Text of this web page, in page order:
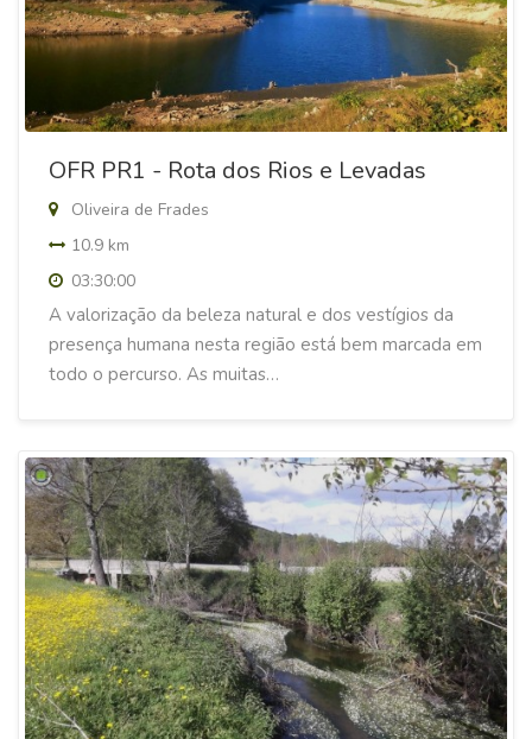
OFR PR1 - Rota dos Rios e Levadas
Oliveira de Frades
10.9 km
03:30:00
A valorização da beleza natural e dos vestígios da
presença humana nesta região está bem marcada em
todo o percurso. As muitas…